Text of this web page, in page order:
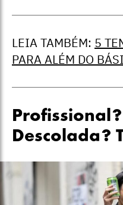
LEIA TAMBÉM: 5
PARA ALÉM DO
Descolada?